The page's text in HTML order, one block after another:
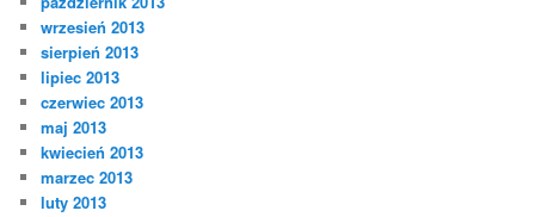
wrzesień 2013
sierpień 2013
lipiec 2013
czerwiec 2013
maj 2013
kwiecień 2013
marzec 2013
luty 2013